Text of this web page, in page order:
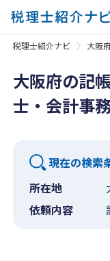
税理士紹介ナビ 大阪
大阪府の記
士・会計事
現在の検索
所在地
依頼内容